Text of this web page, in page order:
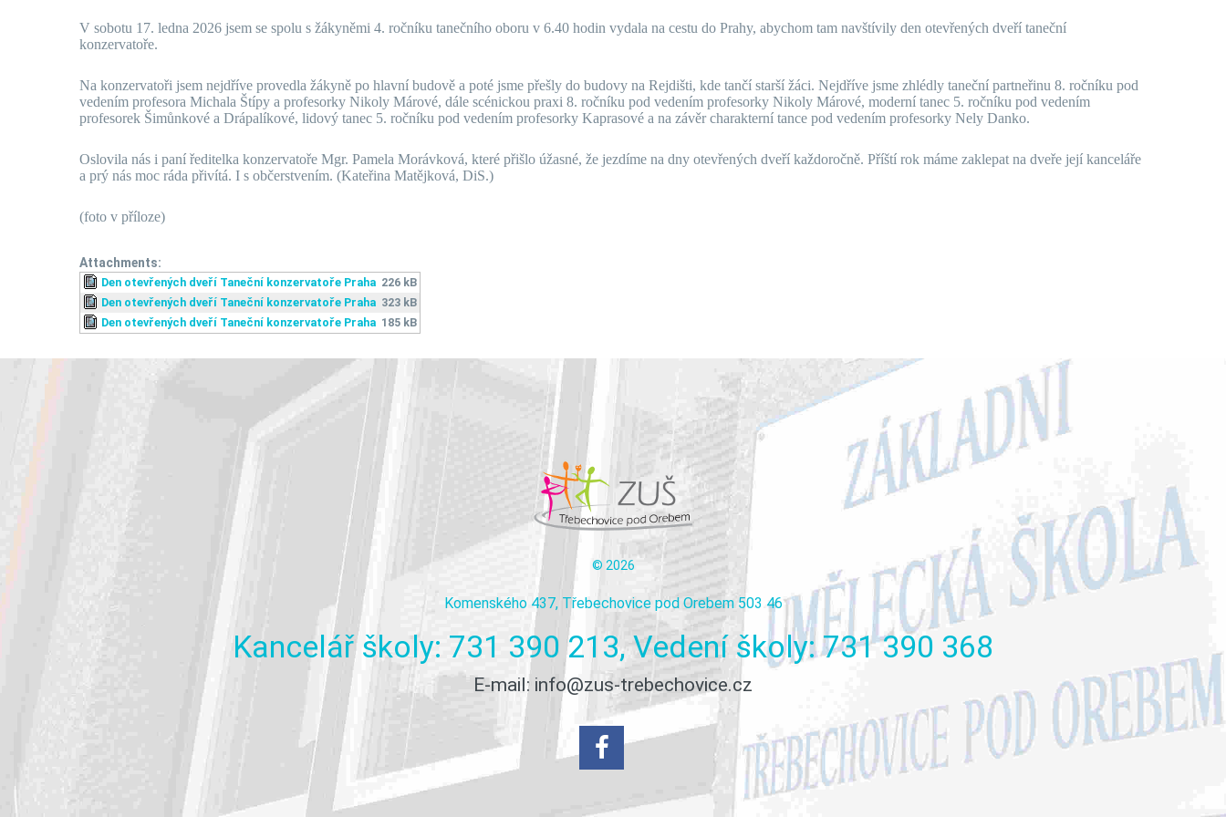
V sobotu 17. ledna 2026 jsem se spolu s žákyněmi 4. ročníku tanečního oboru v 6.40 hodin vydala na cestu do Prahy, abychom tam navštívily den otevřených dveří taneční
konzervatoře.
Na konzervatoři jsem nejdříve provedla žákyně po hlavní budově a poté jsme přešly do budovy na Rejdišti, kde tančí starší žáci. Nejdříve jsme zhlédly taneční partneřinu 8. ročníku pod
vedením profesora Michala Štípy a profesorky Nikoly Márové, dále scénickou praxi 8. ročníku pod vedením profesorky Nikoly Márové, moderní tanec 5. ročníku pod vedením
profesorek Šimůnkové a Drápalíkové, lidový tanec 5. ročníku pod vedením profesorky Kaprasové a na závěr charakterní tance pod vedením profesorky Nely Danko.
Oslovila nás i paní ředitelka konzervatoře Mgr. Pamela Morávková, které přišlo úžasné, že jezdíme na dny otevřených dveří každoročně. Příští rok máme zaklepat na dveře její kanceláře
a prý nás moc ráda přivítá. I s občerstvením. (Kateřina Matějková, DiS.)
(foto v příloze)
Attachments:
Den otevřených dveří Taneční konzervatoře Praha 226 kB
Den otevřených dveří Taneční konzervatoře Praha 323 kB
Den otevřených dveří Taneční konzervatoře Praha 185 kB
© 2026
Komenského 437, Třebechovice pod Orebem 503 46
Kancelář školy: 731 390 213, Vedení školy: 731 390 368
E-mail: info@zus-trebechovice.cz